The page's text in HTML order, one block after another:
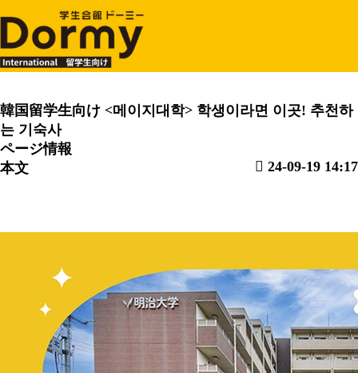
News & Topics
韓国留学生向け <메이지대학> 학생이라면 이곳! 추천하
는 기숙사
ページ情報
24-09-19 14:17
本文